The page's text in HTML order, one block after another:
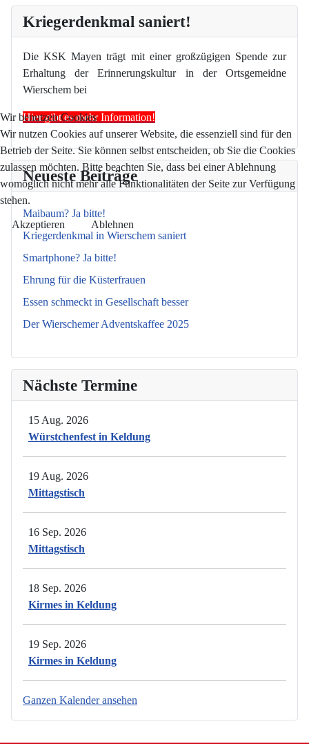
Kriegerdenkmal saniert!
Die KSK Mayen trägt mit einer großzügigen Spende zur
Erhaltung der Erinnerungskultur in der Ortsgemeidne
Wierschem bei
Hier gibt es mehr Information!
Neueste Beiträge
Maibaum? Ja bitte!
Kriegerdenkmal in Wierschem saniert
Smartphone? Ja bitte!
Ehrung für die Küsterfrauen
Essen schmeckt in Gesellschaft besser
Der Wierschemer Adventskaffee 2025
Nächste Termine
15 Aug. 2026
Würstchenfest in Keldung
19 Aug. 2026
Mittagstisch
16 Sep. 2026
Mittagstisch
18 Sep. 2026
Kirmes in Keldung
19 Sep. 2026
Kirmes in Keldung
Ganzen Kalender ansehen
Wir benutzen Cookies
Wir nutzen Cookies auf unserer Website, die essenziell sind für den
Betrieb der Seite. Sie können selbst entscheiden, ob Sie die Cookies
zulassen möchten. Bitte beachten Sie, dass bei einer Ablehnung
womöglich nicht mehr alle Funktionalitäten der Seite zur Verfügung
stehen.
Akzeptieren Ablehnen